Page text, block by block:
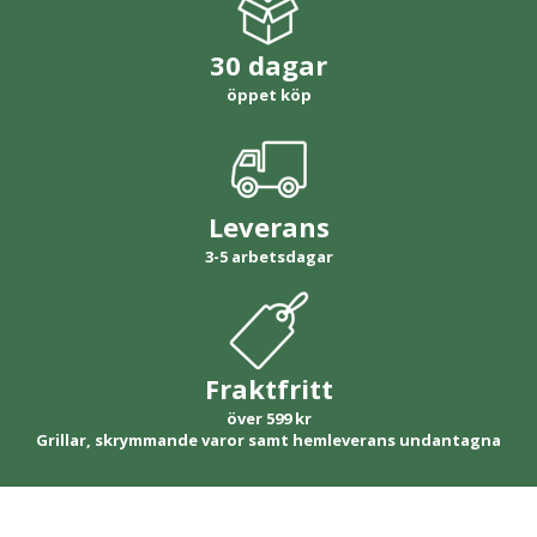
30 dagar
öppet köp
Leverans
3-5 arbetsdagar
Fraktfritt
över 599 kr
Grillar, skrymmande varor samt hemleverans undantagna